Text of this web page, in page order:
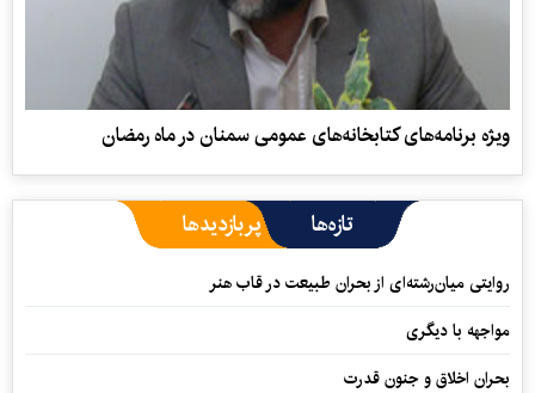
ویژه برنامه‌های کتابخانه‌های عمومی سمنان در ماه رمضان
تازه‌ها پربازدیدها
روایتی میان‌رشته‌ای از بحران طبیعت در قاب هنر
مواجهه با دیگری
بحران اخلاق و جنون قدرت